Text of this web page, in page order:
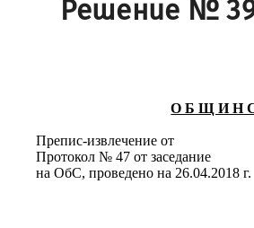
Решение №
О Б Щ И Н
Препис-извлечение от
Протокол № 47 от заседание
на ОбС, проведено на 26.04.2018 г.